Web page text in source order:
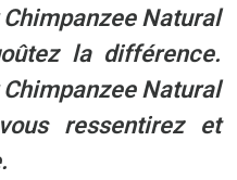
Chimpanzee Natural
la différence.
Chimpanzee Natural
ressentirez et